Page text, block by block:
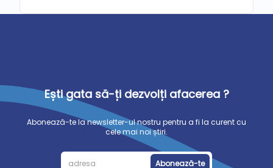
Ești gata să-ți dezvolți afacerea ?
Abonează-te la newsletter-ul nostru pentru a fi la curent cu
cele mai noi știri.
Abonează-te